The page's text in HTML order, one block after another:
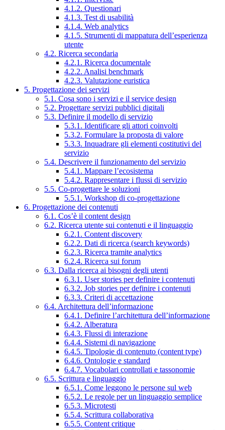
4.1.2. Questionari
4.1.3. Test di usabilità
4.1.4. Web analytics
4.1.5. Strumenti di mappatura dell’esperienza
utente
4.2. Ricerca secondaria
4.2.1. Ricerca documentale
4.2.2. Analisi benchmark
4.2.3. Valutazione euristica
5. Progettazione dei servizi
5.1. Cosa sono i servizi e il service design
5.2. Progettare servizi pubblici digitali
5.3. Definire il modello di servizio
5.3.1. Identificare gli attori coinvolti
5.3.2. Formulare la proposta di valore
5.3.3. Inquadrare gli elementi costitutivi del
servizio
5.4. Descrivere il funzionamento del servizio
5.4.1. Mappare l’ecosistema
5.4.2. Rappresentare i flussi di servizio
5.5. Co-progettare le soluzioni
5.5.1. Workshop di co-progettazione
6. Progettazione dei contenuti
6.1. Cos’è il content design
6.2. Ricerca utente sui contenuti e il linguaggio
6.2.1. Content discovery
6.2.2. Dati di ricerca (search keywords)
6.2.3. Ricerca tramite analytics
6.2.4. Ricerca sui forum
6.3. Dalla ricerca ai bisogni degli utenti
6.3.1. User stories per definire i contenuti
6.3.2. Job stories per definire i contenuti
6.3.3. Criteri di accettazione
6.4. Architettura dell’informazione
6.4.1. Definire l’architettura dell’informazione
6.4.2. Alberatura
6.4.3. Flussi di interazione
6.4.4. Sistemi di navigazione
6.4.5. Tipologie di contenuto (content type)
6.4.6. Ontologie e standard
6.4.7. Vocabolari controllati e tassonomie
6.5. Scrittura e linguaggio
6.5.1. Come leggono le persone sul web
6.5.2. Le regole per un linguaggio semplice
6.5.3. Microtesti
6.5.4. Scrittura collaborativa
6.5.5. Content critique